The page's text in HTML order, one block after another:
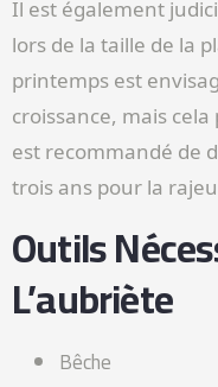
Il est également
lors de la taille de la
printemps est
croissance, mais
est recommandé de
trois ans pour la
Outils
L’aubriète
Bêche